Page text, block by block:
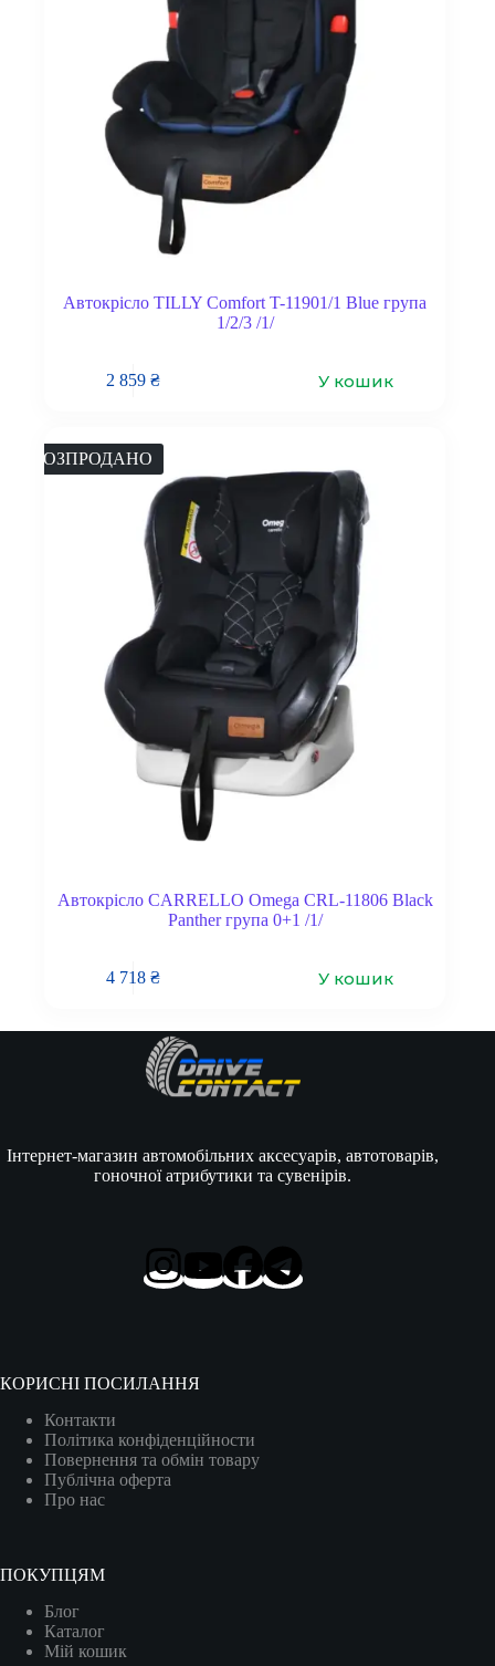
Автокрісло TILLY Comfort T-11901/1 Blue група
1/2/3 /1/
2 859₴ У кошик
РОЗПРОДАНО
Автокрісло CARRELLO Omega CRL-11806 Black
Panther група 0+1 /1/
4 718₴ У кошик
Інтернет-магазин автомобільних аксесуарів, автотоварів,
гоночної атрибутики та сувенірів.
КОРИСНІ ПОСИЛАННЯ
Контакти
Політика конфіденційности
Повернення та обмін товару
Публічна оферта
Про нас
ПОКУПЦЯМ
Блог
Каталог
Мій кошик